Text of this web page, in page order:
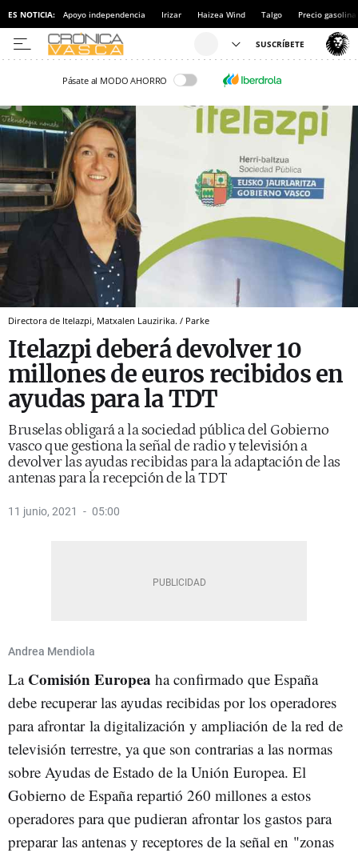
ES NOTICIA: Apoyo independencia Irizar Haizea Wind Talgo Precio gasolina
Pásate al MODO AHORRO
Directora de Itelazpi, Matxalen Lauzirika. / Parke
Itelazpi deberá devolver 10
millones de euros recibidos en
ayudas para la TDT
Bruselas obligará a la sociedad pública del Gobierno
vasco que gestiona la señal de radio y televisión a
devolver las ayudas recibidas para la adaptación de las
antenas para la recepción de la TDT
11 junio, 2021 05:00
Andrea Mendiola
La Comisión Europea ha confirmado que España
debe recuperar las ayudas recibidas por los operadores
para afrontar la digitalización y ampliación de la red de
televisión terrestre, ya que son contrarias a las normas
sobre Ayudas de Estado de la Unión Europea. El
Gobierno de España repartió 260 millones a estos
operadores para que pudieran afrontar los gastos para
preparar las antenas y receptores de la señal en "zonas